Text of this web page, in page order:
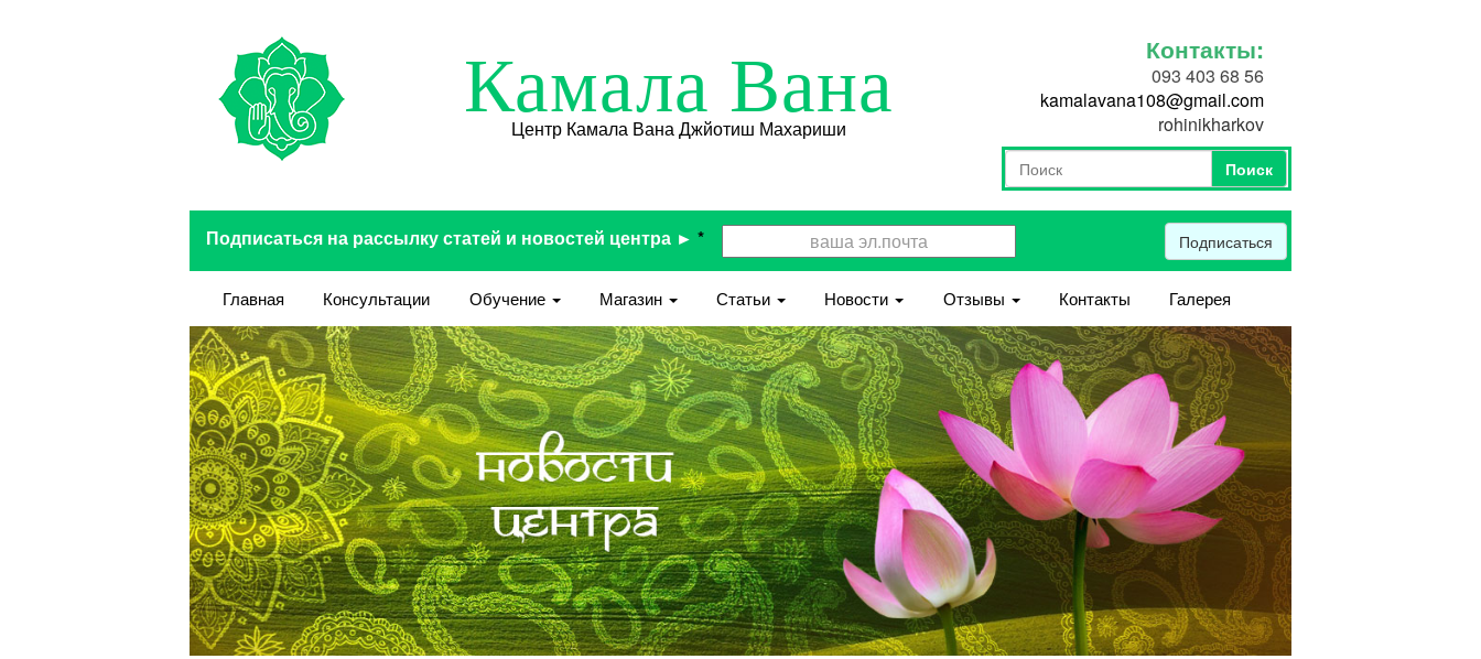
Камала Вана
Центр Камала Вана Джйотиш Махариши
Контакты:
093 403 68 56
kamalavana108@gmail.com
rohinikharkov
Форма поиска
Поиск
Поиск
Подписаться на рассылку статей и новостей центра ► * Подписаться
Главная Консультации Обучение Магазин Статьи Новости Отзывы Контакты Галерея